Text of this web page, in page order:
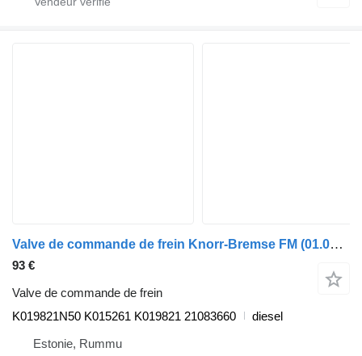
Valve de commande de frein Knorr-Bremse FM (01.05-) K019821N50 pour camion Volvo FM7-FM12, FM, FMX (1998-2014)
93 €
Valve de commande de frein
K019821N50 K015261 K019821 21083660
diesel
Estonie, Rummu